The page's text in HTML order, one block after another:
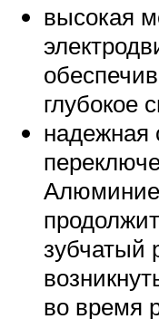
высокая
глубокое
надежная
зубчатый
во время